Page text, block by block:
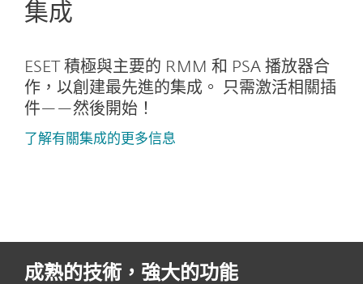
集成
ESET 積極與主要的 RMM 和 PSA 播放器合
作，以創建最先進的集成。 只需激活相關插
件——然後開始！
了解有關集成的更多信息
成熟的技術，強大的功能